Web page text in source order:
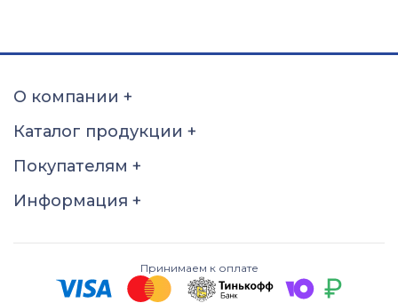
15 15,5 16
16,5
25,5
О компании +
Каталог продукции +
Покупателям +
Информация +
Принимаем к оплате